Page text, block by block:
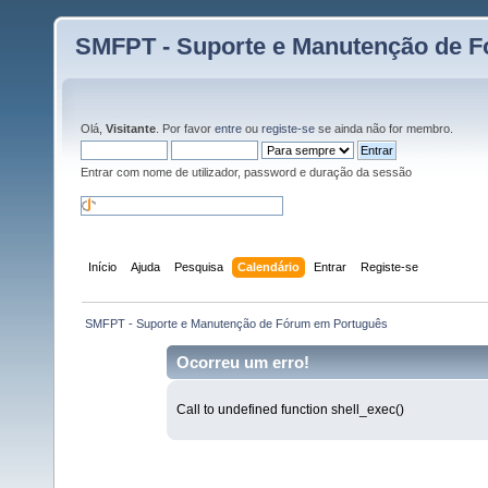
SMFPT - Suporte e Manutenção de
Olá, Visitante . Por favor entre ou registe-se se ainda não for membro.
Entrar com nome de utilizador, password e duração da sessão
Início Ajuda Pesquisa Calendário Entrar Registe-se
SMFPT - Suporte e Manutenção de Fórum em Português
Ocorreu um erro!
Call to undefined function shell_exec()